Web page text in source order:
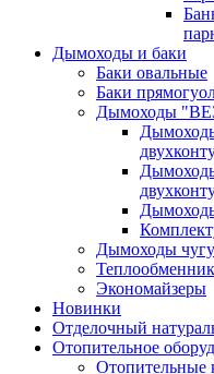
Дымоходы и баки
Баки овальные
Баки
Дымоходы
Дымоходы
Экономайзеры
Новинки
Отделочный
Отопительное
Отопительные